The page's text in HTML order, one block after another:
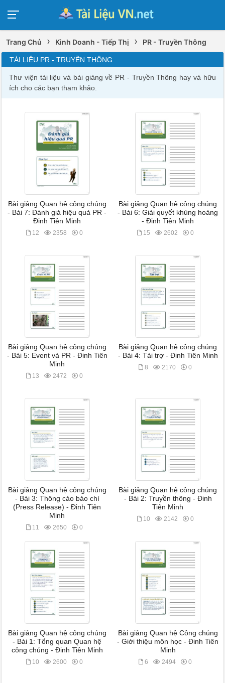
Trang Chủ › Kinh Doanh - Tiếp Thị › PR - Truyền Thông
TÀI LIỆU PR - TRUYỀN THÔNG
Thư viện tài liệu và bài giảng về PR - Truyền Thông hay và hữu
ích cho các bạn tham khảo.
Bài giảng Quan hệ công chúng
- Bài 7: Đánh giá hiệu quả PR -
Đinh Tiên Minh
12 2358 0
Bài giảng Quan hệ công chúng
- Bài 6: Giải quyết khủng hoảng
- Đinh Tiên Minh
15 2602 0
Bài giảng Quan hệ công chúng
- Bài 5: Event và PR - Đinh Tiên
Minh
13 2472 0
Bài giảng Quan hệ công chúng
- Bài 4: Tài trợ - Đinh Tiên Minh
8 2170 0
Bài giảng Quan hệ công chúng
- Bài 3: Thông cáo báo chí
(Press Release) - Đinh Tiên
Minh
11 2650 0
Bài giảng Quan hệ công chúng
- Bài 2: Truyền thông - Đinh
Tiên Minh
10 2142 0
Bài giảng Quan hệ công chúng
- Bài 1: Tổng quan Quan hệ
công chúng - Đinh Tiên Minh
10 2600 0
Bài giảng Quan hệ Công chúng
- Giới thiệu môn học - Đinh Tiên
Minh
6 2494 0